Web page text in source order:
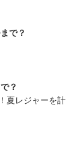
で？
？
夏レジャーを計